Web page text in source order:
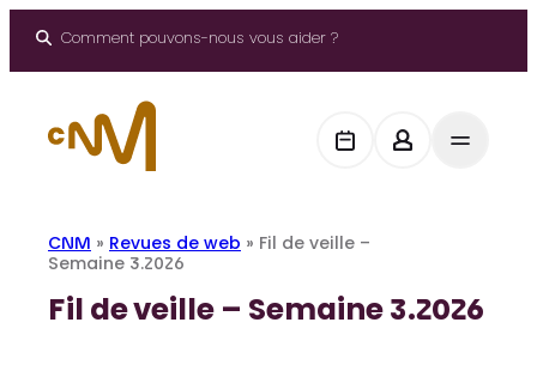
Comment pouvons-nous vous aider ?
CNM » Revues de web » Fil de veille –
Semaine 3.2026
Fil de veille – Semaine 3.2026